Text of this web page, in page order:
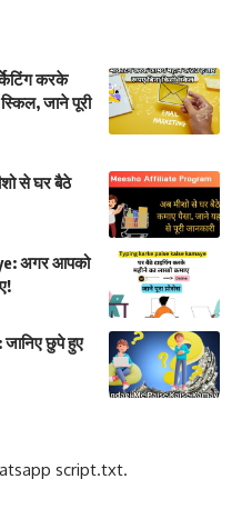
करके
जाने पूरी
से घर बैठे
अगर आपको
छुपे हुए
script.txt.